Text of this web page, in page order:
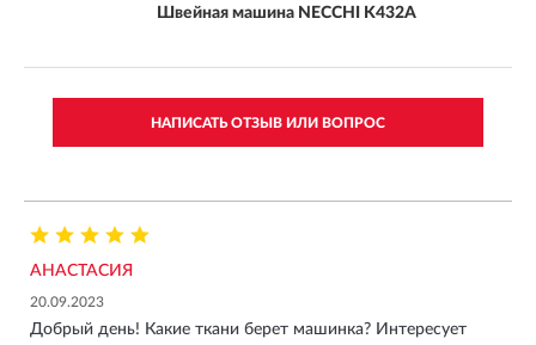
Швейная машина NECCHI K432A
НАПИСАТЬ ОТЗЫВ ИЛИ ВОПРОС
АНАСТАСИЯ
20.09.2023
Добрый день! Какие ткани берет машинка? Интересует